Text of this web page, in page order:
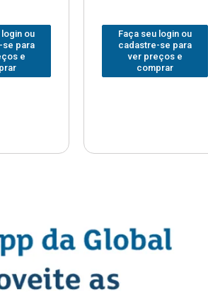
login ou
se para
e
Faça seu login ou
cadastre-se para
ver preços e
comprar